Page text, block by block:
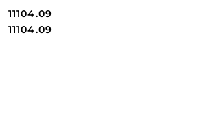
Cena:
11104.09
Cena:
11104.09